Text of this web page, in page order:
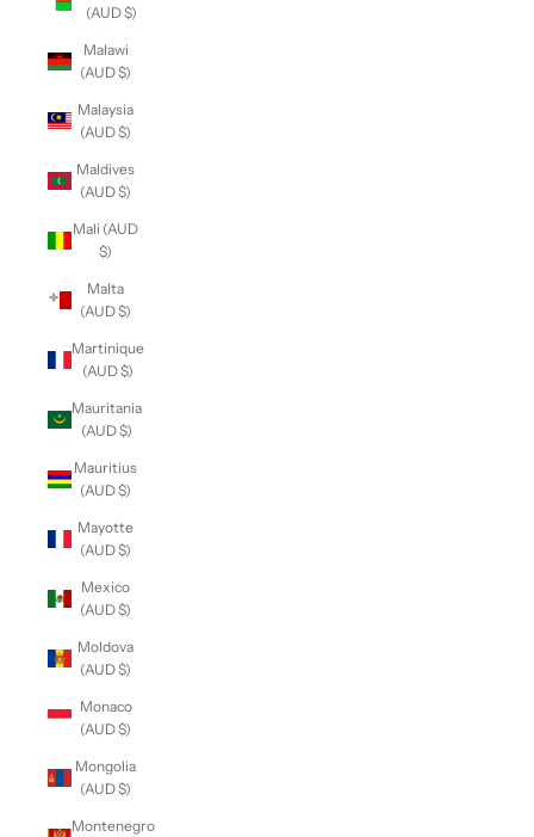
(AUD $)
Malawi
(AUD $)
Malaysia
(AUD $)
Maldives
(AUD $)
Mali (AUD
$)
Malta
(AUD $)
Martinique
(AUD $)
Mauritania
(AUD $)
Mauritius
(AUD $)
Mayotte
(AUD $)
Mexico
(AUD $)
Moldova
(AUD $)
Monaco
(AUD $)
Mongolia
(AUD $)
Montenegro